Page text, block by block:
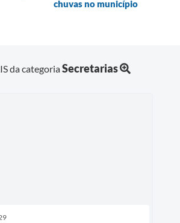
chuvas no município
da categoriaSecretarias